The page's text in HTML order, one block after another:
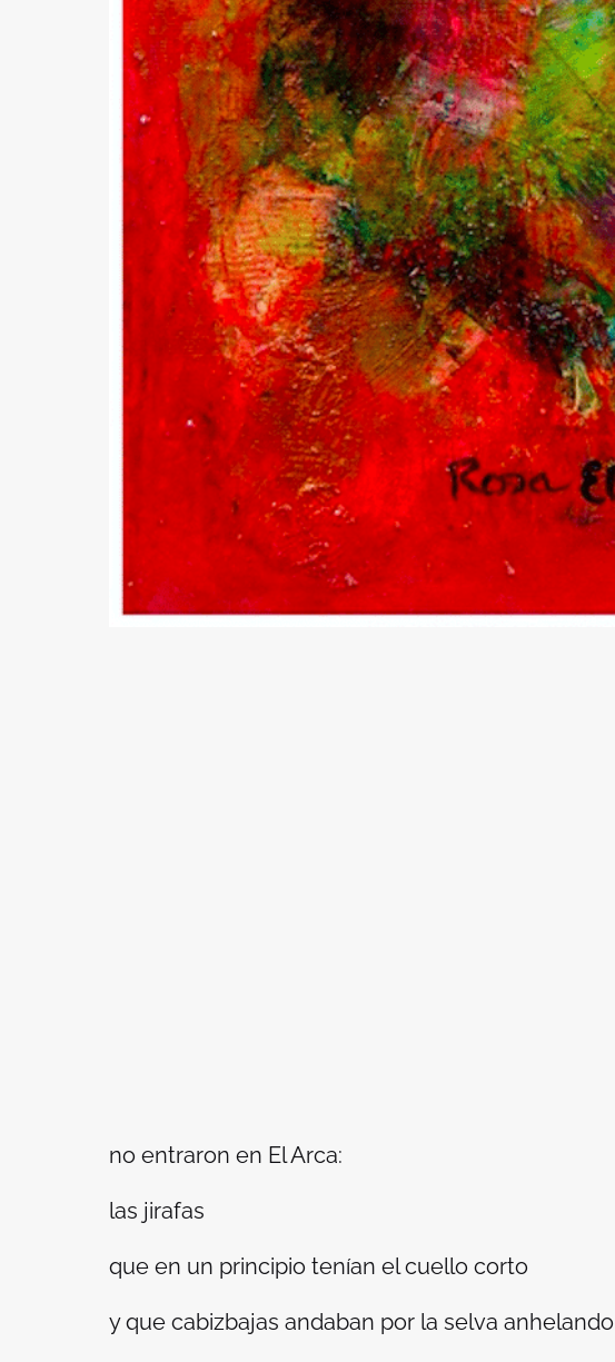
no entraron en El Arca:
las jirafas
que en un principio tenían el cuello corto
y que cabizbajas andaban por la selva anhelando